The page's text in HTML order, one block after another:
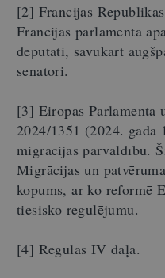
[2] Francijas
Francijas parlamenta
deputāti, savukārt
senatori.
[3] Eiropas Parlamenta
2024/1351 (2024. gada
migrācijas pārvaldību.
Migrācijas un
kopums, ar ko reformē
tiesisko regulējumu.
[4] Regulas IV daļa.